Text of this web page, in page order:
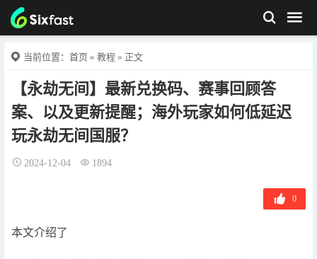
当前位置： 首页 » 教程 » 正文
【永劫无间】最新兑换码、赛事回顾答
案、以及更新提醒；海外玩家如何低延迟
玩永劫无间国服？
2024-12-04 1894
0
本文介绍了